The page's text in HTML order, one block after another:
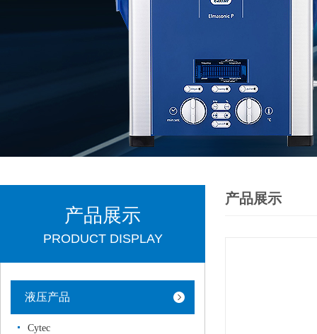
产品展示
PRODUCT DISPLAY
液压产品
Cytec
产品展示